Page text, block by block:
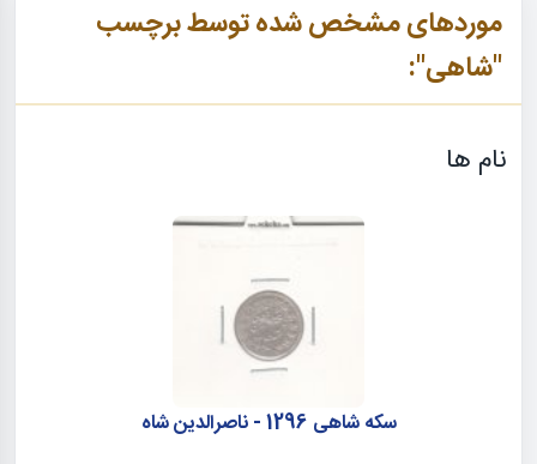
موردهای مشخص شده توسط برچسب
"شاهی":
نام ها
سکه شاهی 1296 - ناصرالدین شاه